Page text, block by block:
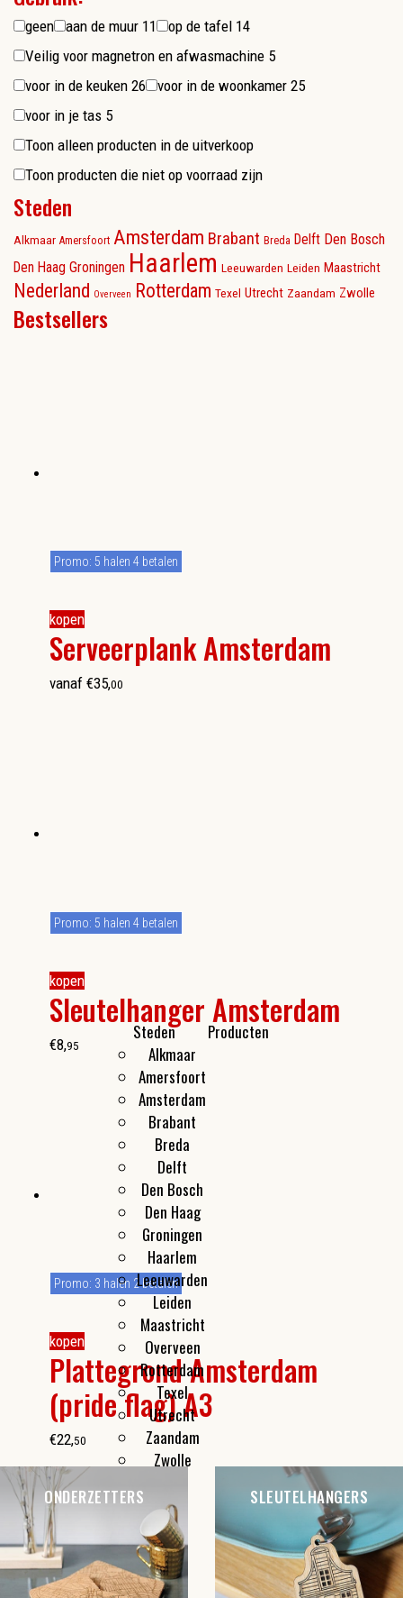
Kleine cadeautjes
Flesopeners
Make-up spiegeltjes
Steden
Alkmaar
Amersfoort
Amsterdam
Brabant
Breda
Delft
Den Bosch
Den Haag
Groningen
Haarlem
Leeuwarden
Leiden
Maastricht
Overveen
Rotterdam
Texel
Utrecht
Zaandam
Zwolle
Producten
geen aan de muur 11 op de tafel 14
Veilig voor magnetron en afwasmachine 5
voor in de keuken 26 voor in de woonkamer 25
voor in je tas 5
Toon alleen producten in de uitverkoop
Toon producten die niet op voorraad zijn
Steden
Alkmaar Amersfoort Amsterdam Brabant Breda Delft Den Bosch
Den Haag Groningen Haarlem Leeuwarden Leiden Maastricht
Nederland Overveen Rotterdam Texel Utrecht Zaandam Zwolle
Bestsellers
kopen
Serveerplank Amsterdam
Promo: 5 halen 4 betalen
vanaf €35,00
kopen
Sleutelhanger Amsterdam
Promo: 5 halen 4 betalen
€8,95
kopen
Plattegrond Amsterdam
(pride flag) A3
Promo: 3 halen 2 betalen
€22,50
ONDERZETTERS SLEUTELHANGERS